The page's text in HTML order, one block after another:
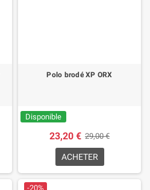
Polo brodé XP ORX
Disponible
23,20 € 29,00 €
ACHETER
-20%